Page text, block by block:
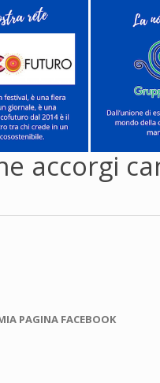
accorgi
PAGINA FACEBOOK